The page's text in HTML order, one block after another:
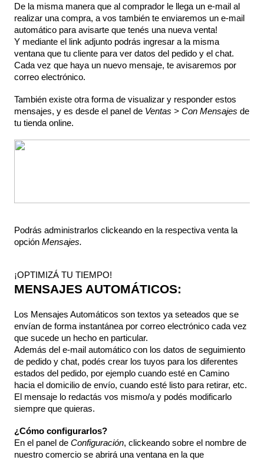
De la misma manera que al comprador le llega un e-mail al
realizar una compra, a vos también te enviaremos un e-mail
automático para avisarte que tenés una nueva venta!
Y mediante el link adjunto podrás ingresar a la misma
ventana que tu cliente para ver datos del pedido y el chat.
Cada vez que haya un nuevo mensaje, te avisaremos por
correo electrónico.
También existe otra forma de visualizar y responder estos
mensajes, y es desde el panel de Ventas > Con Mensajes de
tu tienda online.
Podrás administrarlos clickeando en la respectiva venta la
opción Mensajes.
¡OPTIMIZÁ TU TIEMPO!
MENSAJES AUTOMÁTICOS:
Los Mensajes Automáticos son textos ya seteados que se
envían de forma instantánea por correo electrónico cada vez
que sucede un hecho en particular.
Además del e-mail automático con los datos de seguimiento
de pedido y chat, podés crear los tuyos para los diferentes
estados del pedido, por ejemplo cuando esté en Camino
hacia el domicilio de envío, cuando esté listo para retirar, etc.
El mensaje lo redactás vos mismo/a y podés modificarlo
siempre que quieras.
¿Cómo configurarlos?
En el panel de Configuración, clickeando sobre el nombre de
nuestro comercio se abrirá una ventana en la que